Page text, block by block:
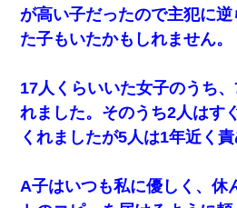
日曜日、会社の窓を見ると同僚の姿。
じゃ？）→俺電話「今何してんの？」
【復讐】義兄嫁「生活費、足りない分
わけないでしょｗｗｗｗ」→ 理由を話
（あまりにも希望通り）
ナンパにほいほい付いていった私、地
が高い子だったので主犯に
た子もいたかもしれません。
17人くらいいた女子のうち
れました。そのうち2人はす
くれましたが5人は1年近く責
A子はいつも私に優しく、休